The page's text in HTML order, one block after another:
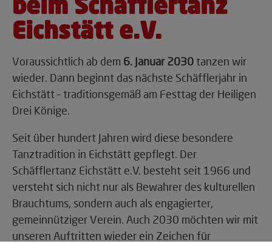
Eichstätt e.V.
Voraussichtlich ab dem 6. Januar 2030tanzen wir
wieder. Dann beginnt das nächste Schäfflerjahr in
Eichstätt – traditionsgemäß am Festtag der Heiligen
Drei Könige.
Seit über hundert Jahren wird diese besondere
Tanztradition in Eichstätt gepflegt. Der
Schäfflertanz Eichstätt e.V. besteht seit 1966 und
versteht sich nicht nur als Bewahrer des kulturellen
Brauchtums, sondern auch als engagierter,
gemeinnütziger Verein. Auch 2030 möchten wir mit
unseren Auftritten wieder ein Zeichen für